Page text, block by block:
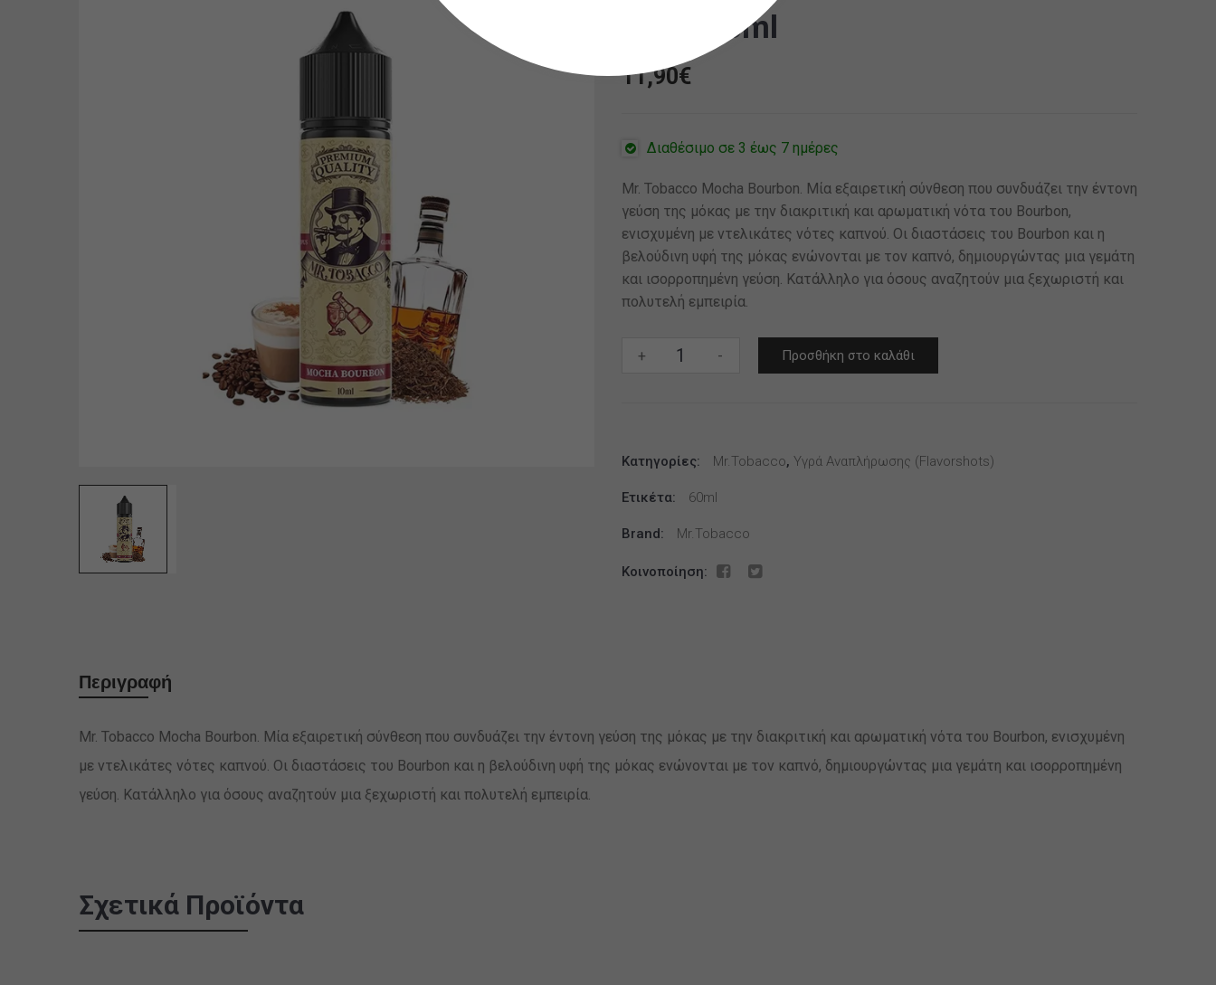
10ml/60ml
11,90€
Διαθέσιμο σε 3 έως 7 ημέρες
Mr. Tobacco Mocha Bourbon. Μία εξαιρετική σύνθεση που συνδυάζει την έντονη
γεύση της μόκας με την διακριτική και αρωματική νότα του Bourbon,
ενισχυμένη με ντελικάτες νότες καπνού. Οι διαστάσεις του Bourbon και η
βελούδινη υφή της μόκας ενώνονται με τον καπνό, δημιουργώντας μια γεμάτη
και ισορροπημένη γεύση. Κατάλληλο για όσους αναζητούν μια ξεχωριστή και
πολυτελή εμπειρία.
+
Mr.
ποσότητα
- Προσθήκη στο καλάθι
Κατηγορίες: Mr.Tobacco, Υγρά Αναπλήρωσης (flavorshots)
Ετικέτα: 60ml
Brand: Mr.Tobacco
Κοινοποίηση:
Περιγραφή
Mr. Tobacco Mocha Bourbon. Μία εξαιρετική σύνθεση που συνδυάζει την έντονη γεύση της μόκας με την διακριτική και αρωματική νότα του Bourbon, ενισχυμένη
με ντελικάτες νότες καπνού. Οι διαστάσεις του Bourbon και η βελούδινη υφή της μόκας ενώνονται με τον καπνό, δημιουργώντας μια γεμάτη και ισορροπημένη
γεύση. Κατάλληλο για όσους αναζητούν μια ξεχωριστή και πολυτελή εμπειρία.
Σχετικά Προϊόντα